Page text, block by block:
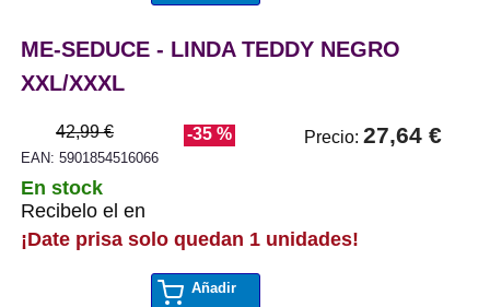
ME-SEDUCE - LINDA TEDDY NEGRO
XXL/XXXL
Precio:27,64 €
-35 %
42,99 €
EAN: 5901854516066
En stock
Recibelo el en
¡Date prisa solo quedan 1 unidades!
Añadir